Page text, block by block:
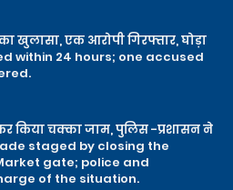
खुलासा, एक आरोपी गिरफ्तार, घोड़ा
within 24 hours; one accused
किया चक्का जाम, पुलिस -प्रशासन ने
staged by closing the
gate; police and
of the situation.